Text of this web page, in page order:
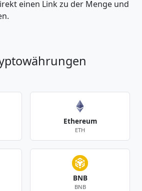
einen Link zu der Menge und
Ethereum
ETH
BNB
BNB